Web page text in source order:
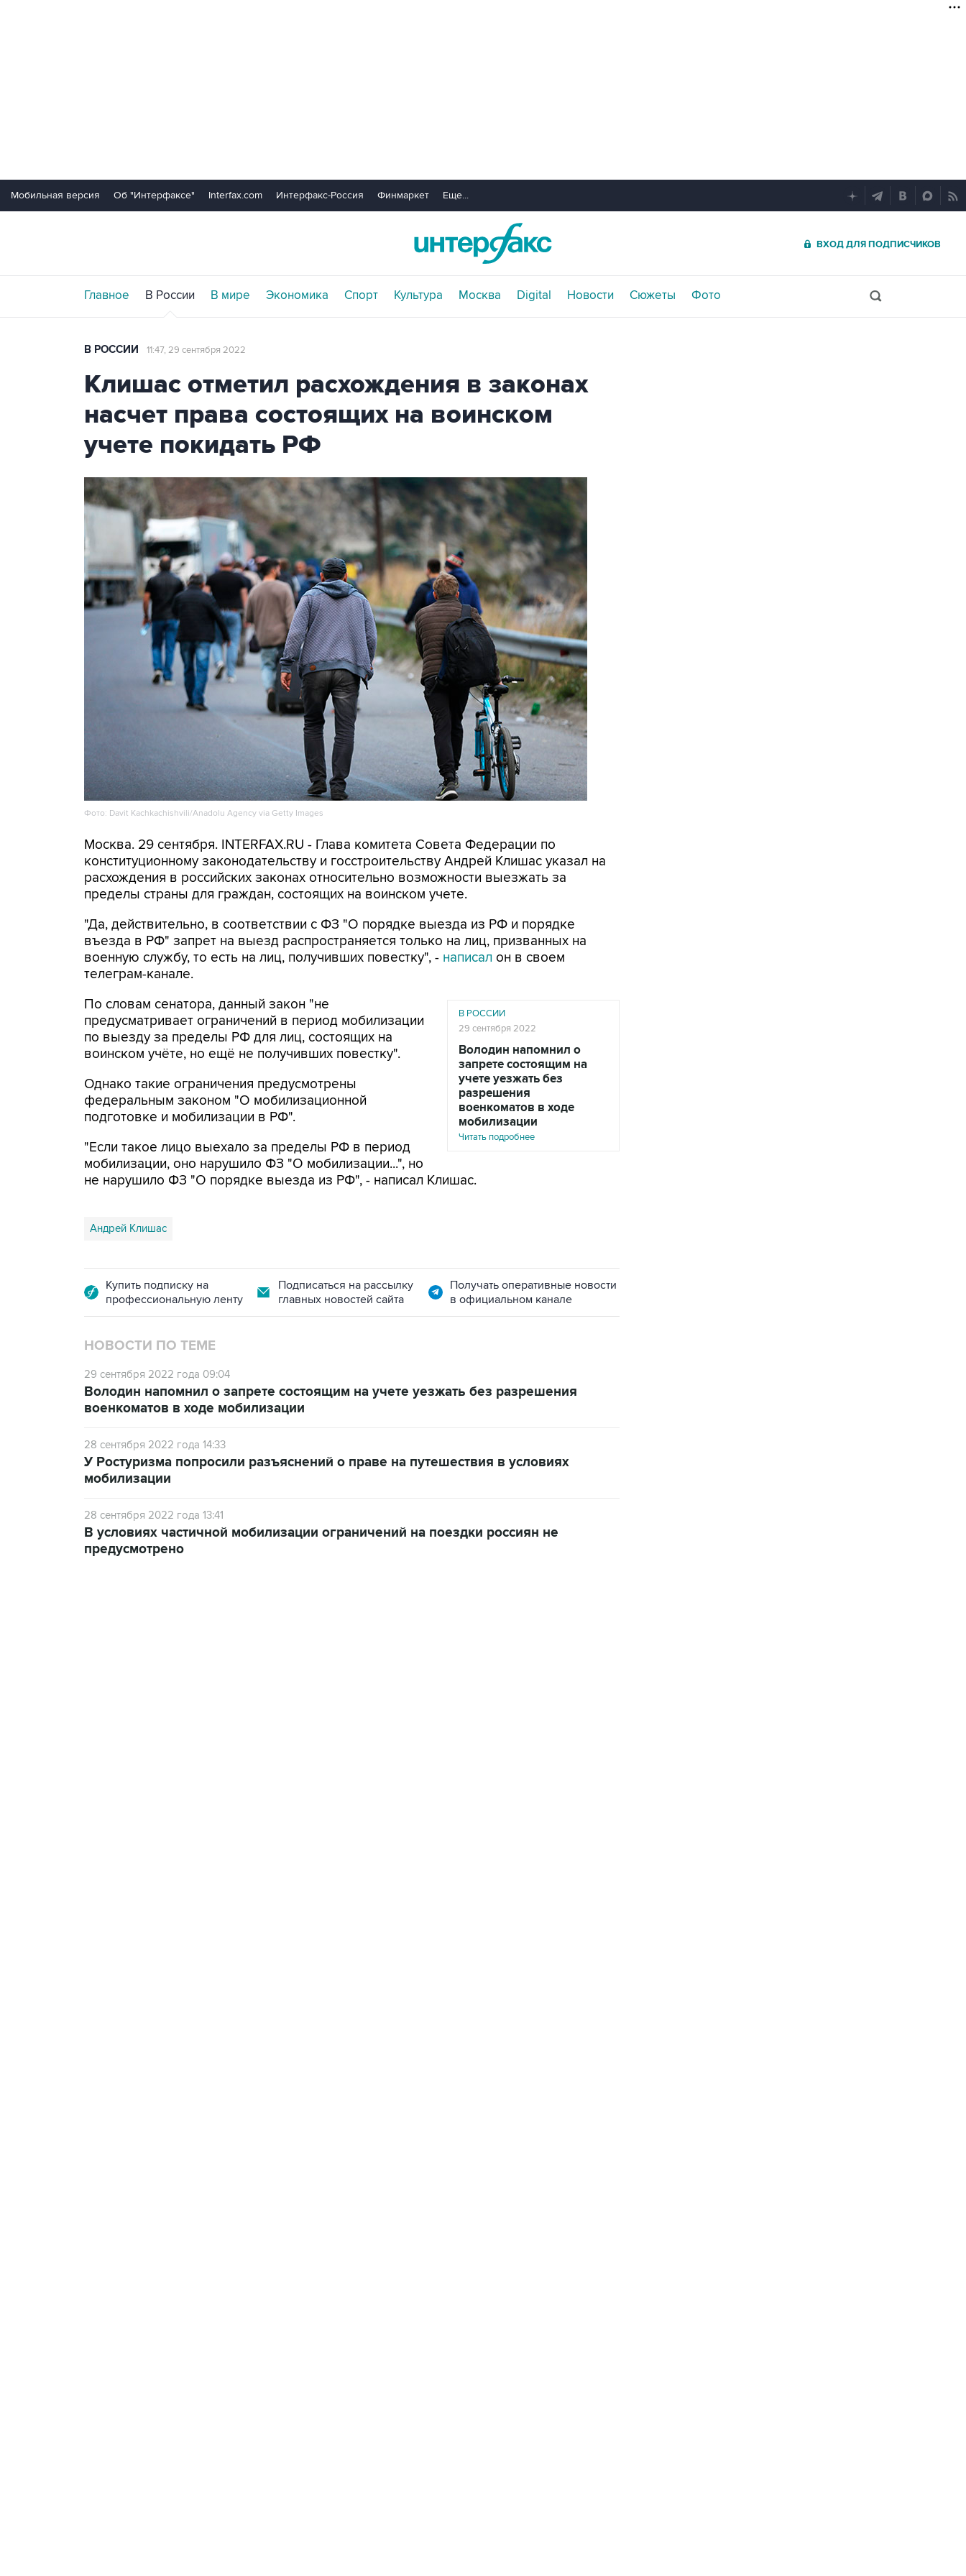
Мобильная версия Об "Интерфаксе" Interfax.com Интерфакс-Россия Финмаркет Еще...
ВХОД ДЛЯ ПОДПИСЧИКОВ
Главное В России В мире Экономика Спорт Культура Москва Digital Новости Сюжеты Фото
В РОССИИ 11:47, 29 сентября 2022
Клишас отметил расхождения в законах
насчет права состоящих на воинском
учете покидать РФ
Фото: Davit Kachkachishvili/Anadolu Agency via Getty Images
Москва. 29 сентября. INTERFAX.RU - Глава комитета Совета Федерации по
конституционному законодательству и госстроительству Андрей Клишас указал на
расхождения в российских законах относительно возможности выезжать за
пределы страны для граждан, состоящих на воинском учете.
"Да, действительно, в соответствии с ФЗ "О порядке выезда из РФ и порядке
въезда в РФ" запрет на выезд распространяется только на лиц, призванных на
военную службу, то есть на лиц, получивших повестку", - написал он в своем
телеграм-канале.
В РОССИИ
29 сентября 2022
Володин напомнил о
запрете состоящим на
учете уезжать без
разрешения
военкоматов в ходе
мобилизации
Читать подробнее
По словам сенатора, данный закон "не
предусматривает ограничений в период мобилизации
по выезду за пределы РФ для лиц, состоящих на
воинском учёте, но ещё не получивших повестку".
Однако такие ограничения предусмотрены
федеральным законом "О мобилизационной
подготовке и мобилизации в РФ".
"Если такое лицо выехало за пределы РФ в период
мобилизации, оно нарушило ФЗ "О мобилизации...", но
не нарушило ФЗ "О порядке выезда из РФ", - написал Клишас.
Андрей Клишас
Купить подписку на
профессиональную ленту
Подписаться на рассылку
главных новостей сайта
Получать оперативные новости
в официальном канале
НОВОСТИ ПО ТЕМЕ
29 сентября 2022 года 09:04
Володин напомнил о запрете состоящим на учете уезжать без разрешения
военкоматов в ходе мобилизации
28 сентября 2022 года 14:33
У Ростуризма попросили разъяснений о праве на путешествия в условиях
мобилизации
28 сентября 2022 года 13:41
В условиях частичной мобилизации ограничений на поездки россиян не
предусмотрено